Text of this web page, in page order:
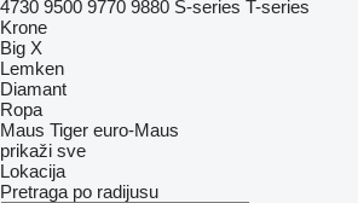
4730 9500 9770 9880 S-series T-series
Krone
Big X
Lemken
Diamant
Ropa
Maus Tiger euro-Maus
prikaži sve
Lokacija
Pretraga po radijusu